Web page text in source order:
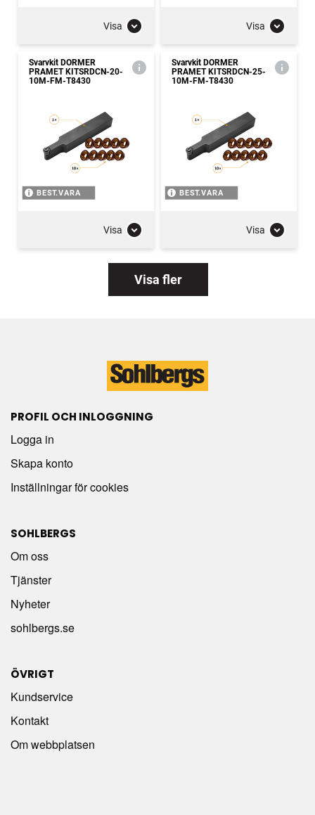
Visa Visa
Svarvkit DORMER
PRAMET KITSRDCN-20-
10M-FM-T8430
BEST.VARA
Visa
Svarvkit DORMER
PRAMET KITSRDCN-25-
10M-FM-T8430
BEST.VARA
Visa
Visa fler
PROFIL OCH INLOGGNING
Logga in
Skapa konto
Inställningar för cookies
SOHLBERGS
Om oss
Tjänster
Nyheter
sohlbergs.se
ÖVRIGT
Kundservice
Kontakt
Om webbplatsen